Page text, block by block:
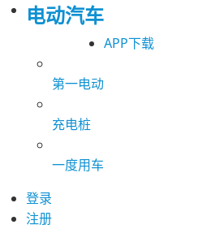
电动汽车
APP下载
第一电动
充电桩
一度用车
登录
注册